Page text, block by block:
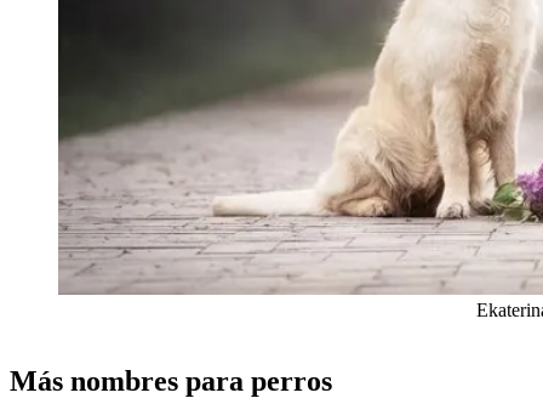
Más nombres para perros